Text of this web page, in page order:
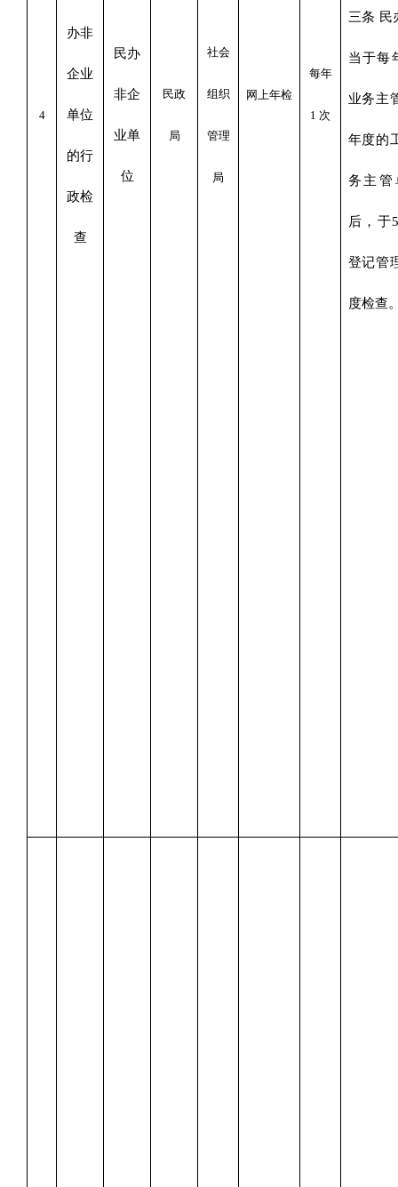
4
办非
企业
单位
的行
政检
查
民办
非企
业单
位
民政
局
社会
组织
管理
局
网上年检
每年
1 次
三条 民
当于每
业务主
年度的
务主管
后，于
登记管
度检查